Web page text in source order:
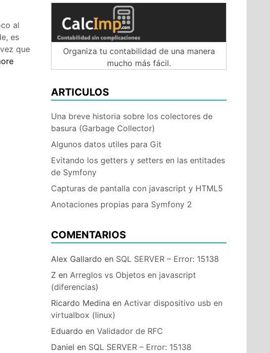
al
es
que
Organiza tu contabilidad de una manera
mucho más fácil.
ARTICULOS
Una breve historia sobre los colectores de
basura (Garbage Collector)
Algunos datos utiles para Git
Evitando los getters y setters en las entitades
de Symfony
Capturas de pantalla con javascript y HTML5
Anotaciones propias para Symfony 2
COMENTARIOS
Alex Gallardo en SQL SERVER – Error: 15138
Z en Arreglos vs Objetos en javascript
(diferencias)
Ricardo Medina en Activar dispositivo usb en
virtualbox (linux)
Eduardo en Validador de RFC
Daniel en SQL SERVER – Error: 15138